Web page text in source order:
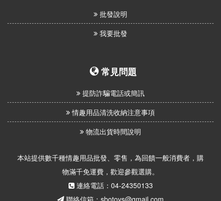
批發說明
我要批發
常見問題
提防詐騙電話或簡訊
情趣用品清洗收納注意事項
物流出貨時間說明
本站提供數千種情趣用品批發、零售，為回饋一般消費者，購
物滿千免運費，歡迎參觀選購。
連絡電話：04-24350133